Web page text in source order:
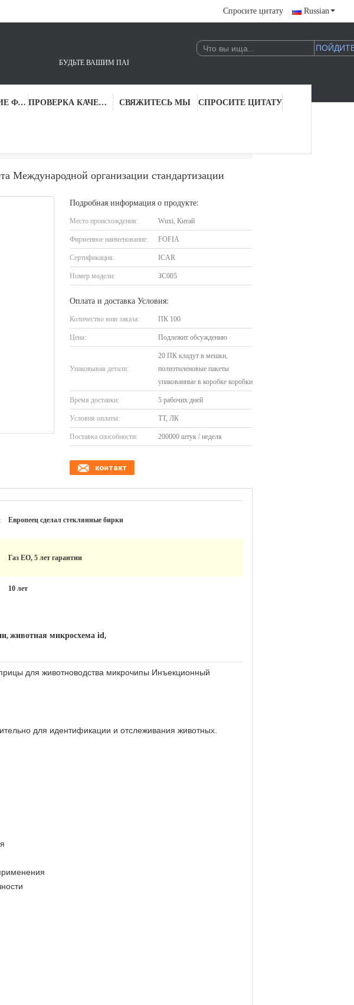
Спросите цитату Russian
ПО RFID.!
ПУТЕШЕСТВИЕ ФАБРИКИ ПРОВЕРКА КАЧЕСТВА СВЯЖИТЕСЬ МЫ СПРОСИТЕ ЦИТАТУ
организации стандартизации
Подробная информация о продукте:
Место происхождения: Wuxi, Китай
Фирменное наименование: FOFIA
Сертификация: ICAR
Номер модели: ЗС005
Оплата и доставка Условия:
Количество мин заказа: ПК 100
Цена: Подлежит обсуждению
Упаковывая детали:
20 ПК кладут в мешки,
полиэтиленовые пакеты
упакованные в коробке коробки
Время доставки: 5 рабочих дней
Условия оплаты: ТТ, ЛК
Поставка способности: 200000 штук / неделя
контакт
Европеец сделал стеклянные бирки
Газ EO, 5 лет гарантии
10 лет
, животная микросхема id,
для животноводства микрочипы Инъекционный
для идентификации и отслеживания животных.